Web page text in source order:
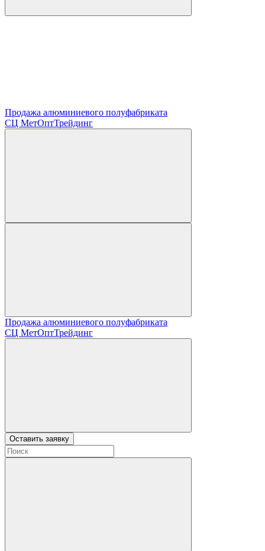
Продажа алюминиевого полуфабриката
СЦ МетОптТрейдинг
Продажа алюминиевого полуфабриката
СЦ МетОптТрейдинг
Оставить заявку